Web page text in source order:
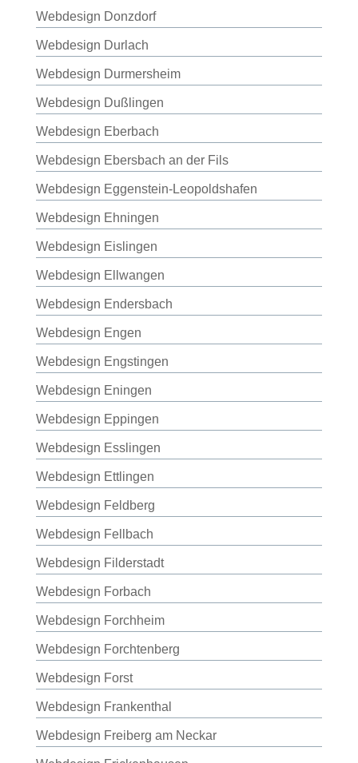
Webdesign Donzdorf
Webdesign Durlach
Webdesign Durmersheim
Webdesign Dußlingen
Webdesign Eberbach
Webdesign Ebersbach an der Fils
Webdesign Eggenstein-Leopoldshafen
Webdesign Ehningen
Webdesign Eislingen
Webdesign Ellwangen
Webdesign Endersbach
Webdesign Engen
Webdesign Engstingen
Webdesign Eningen
Webdesign Eppingen
Webdesign Esslingen
Webdesign Ettlingen
Webdesign Feldberg
Webdesign Fellbach
Webdesign Filderstadt
Webdesign Forbach
Webdesign Forchheim
Webdesign Forchtenberg
Webdesign Forst
Webdesign Frankenthal
Webdesign Freiberg am Neckar